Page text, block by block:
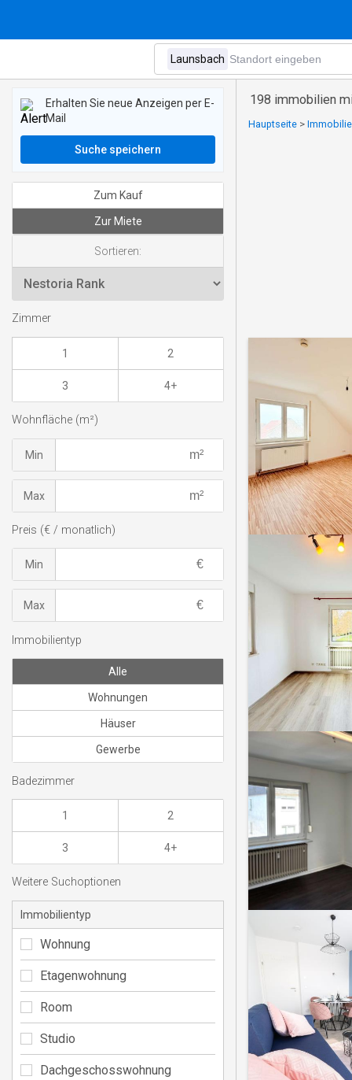
198 immobilien
Hauptseite >
Erhalten Sie neue Anzeigen per E-
Mail
Suche speichern
Zum Kauf
Zur Miete
Sortieren:
Zimmer
1 2
3 4+
Wohnfläche (m²)
Min
Max
Preis (€ / monatlich)
Min
Max
Immobilientyp
Alle
Wohnungen
Häuser
Gewerbe
Badezimmer
1 2
3 4+
Weitere Suchoptionen
Immobilientyp
Wohnung
Etagenwohnung
Room
Studio
Dachgeschosswohnung